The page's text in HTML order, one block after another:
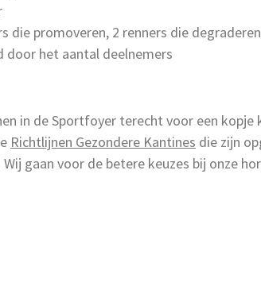
die promoveren, 2 renners die degraderen
door het aantal deelnemers
in de Sportfoyer terecht voor een
Richtlijnen Gezondere Kantines die zijn
gaan voor de betere keuzes bij onze